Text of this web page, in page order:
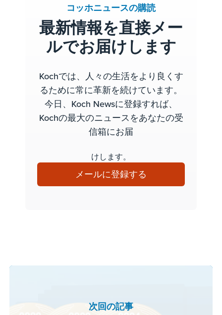
コッホニュースの購読
最新情報を直接メー
ルでお届けします
Kochでは、人々の生活をより良くす
るために常に革新を続けています。
今日、Koch Newsに登録すれば、
Kochの最大のニュースをあなたの受
信箱にお届
けします。
メールに登録する
次回の記事